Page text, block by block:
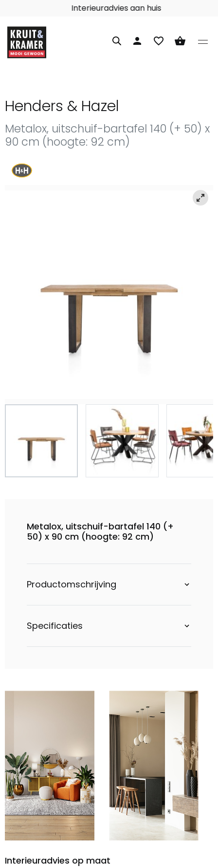
Interieuradvies aan huis
person favorite_border shopping_basket
Henders & Hazel
Metalox, uitschuif-bartafel 140 (+ 50) x
90 cm (hoogte: 92 cm)
Metalox, uitschuif-bartafel 140 (+
50) x 90 cm (hoogte: 92 cm)
Productomschrijving
Specificaties
Interieuradvies op maat